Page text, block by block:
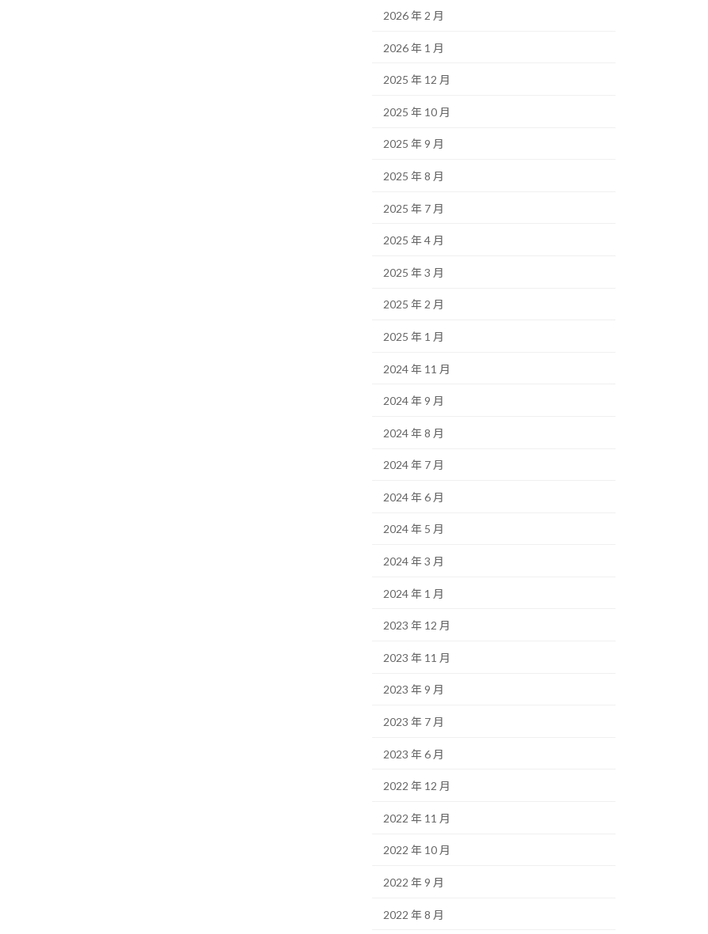
2026 年 2 月
2026 年 1 月
2025 年 12 月
2025 年 10 月
2025 年 9 月
2025 年 8 月
2025 年 7 月
2025 年 4 月
2025 年 3 月
2025 年 2 月
2025 年 1 月
2024 年 11 月
2024 年 9 月
2024 年 8 月
2024 年 7 月
2024 年 6 月
2024 年 5 月
2024 年 3 月
2024 年 1 月
2023 年 12 月
2023 年 11 月
2023 年 9 月
2023 年 7 月
2023 年 6 月
2022 年 12 月
2022 年 11 月
2022 年 10 月
2022 年 9 月
2022 年 8 月